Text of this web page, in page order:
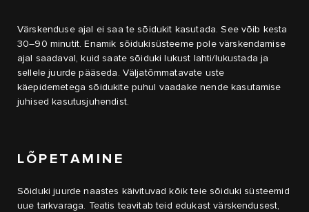
Värskenduse ajal ei saa te sõidukit kasutada. See võib kesta
30–90 minutit. Enamik sõidukisüsteeme pole värskendamise
ajal saadaval, kuid saate sõiduki lukust lahti/lukustada ja
sellele juurde pääseda. Väljatõmmatavate uste
käepidemetega sõidukite puhul vaadake nende kasutamise
juhised kasutusjuhendist.
LÕPETAMINE
Sõiduki juurde naastes käivituvad kõik teie sõiduki süsteemid
uue tarkvaraga. Teatis teavitab teid edukast värskendusest,